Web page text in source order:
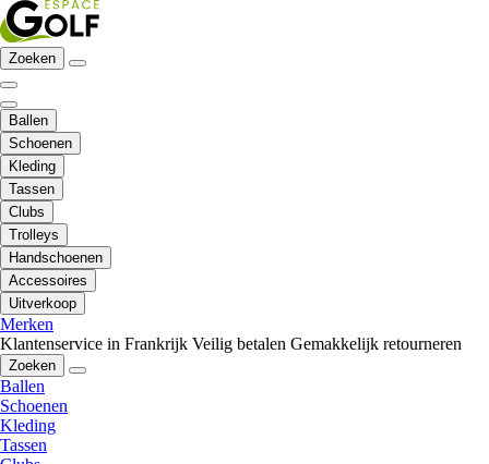
Zoeken
Ballen
Schoenen
Kleding
Tassen
Clubs
Trolleys
Handschoenen
Accessoires
Uitverkoop
Merken
Klantenservice in Frankrijk Veilig betalen Gemakkelijk retourneren
Zoeken
Ballen
Schoenen
Kleding
Tassen